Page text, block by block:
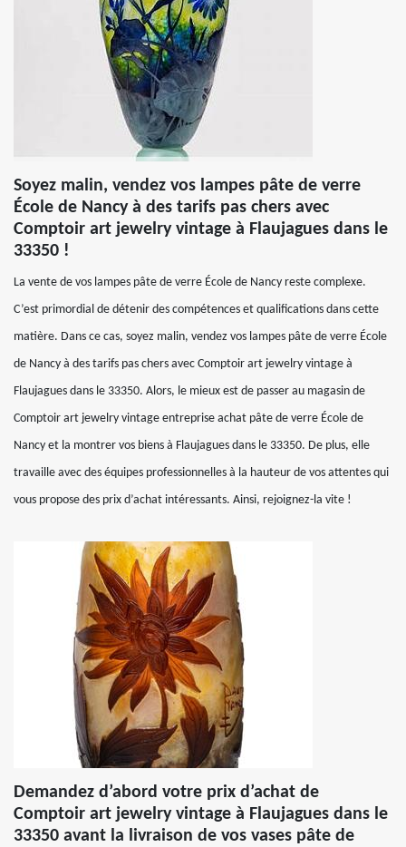
Soyez malin, vendez vos lampes pâte de verre
École de Nancy à des tarifs pas chers avec
Comptoir art jewelry vintage à Flaujagues dans le
33350 !
La vente de vos lampes pâte de verre École de Nancy reste complexe.
C’est primordial de détenir des compétences et qualifications dans cette
matière. Dans ce cas, soyez malin, vendez vos lampes pâte de verre École
de Nancy à des tarifs pas chers avec Comptoir art jewelry vintage à
Flaujagues dans le 33350. Alors, le mieux est de passer au magasin de
Comptoir art jewelry vintage entreprise achat pâte de verre École de
Nancy et la montrer vos biens à Flaujagues dans le 33350. De plus, elle
travaille avec des équipes professionnelles à la hauteur de vos attentes qui
vous propose des prix d’achat intéressants. Ainsi, rejoignez-la vite !
Demandez d’abord votre prix d’achat de
Comptoir art jewelry vintage à Flaujagues dans le
33350 avant la livraison de vos vases pâte de